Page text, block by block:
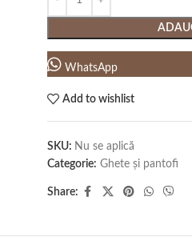
WhatsApp
Add to wishlist
SKU: Nu se aplică
Categorie: Ghete și pantofi
Share: